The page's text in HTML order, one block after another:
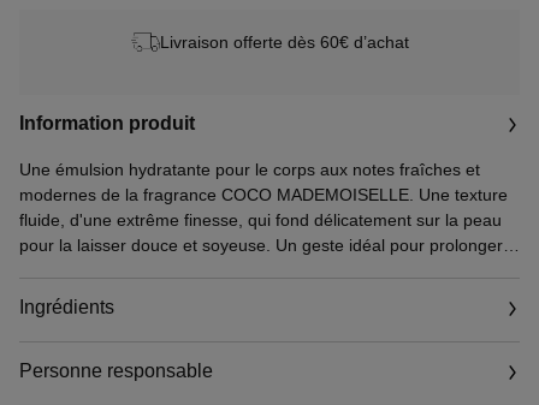
Livraison offerte dès 60€ d’achat
Information produit
Une émulsion hydratante pour le corps aux notes fraîches et
modernes de la fragrance COCO MADEMOISELLE. Une texture
fluide, d'une extrême finesse, qui fond délicatement sur la peau
pour la laisser douce et soyeuse. Un geste idéal pour prolonger
Une émulsion hydratante pour le corps aux notes fraîches et
modernes de la fragrance COCO MADEMOISELLE, où
l'élégance du patchouli.
Ingrédients
Personne responsable